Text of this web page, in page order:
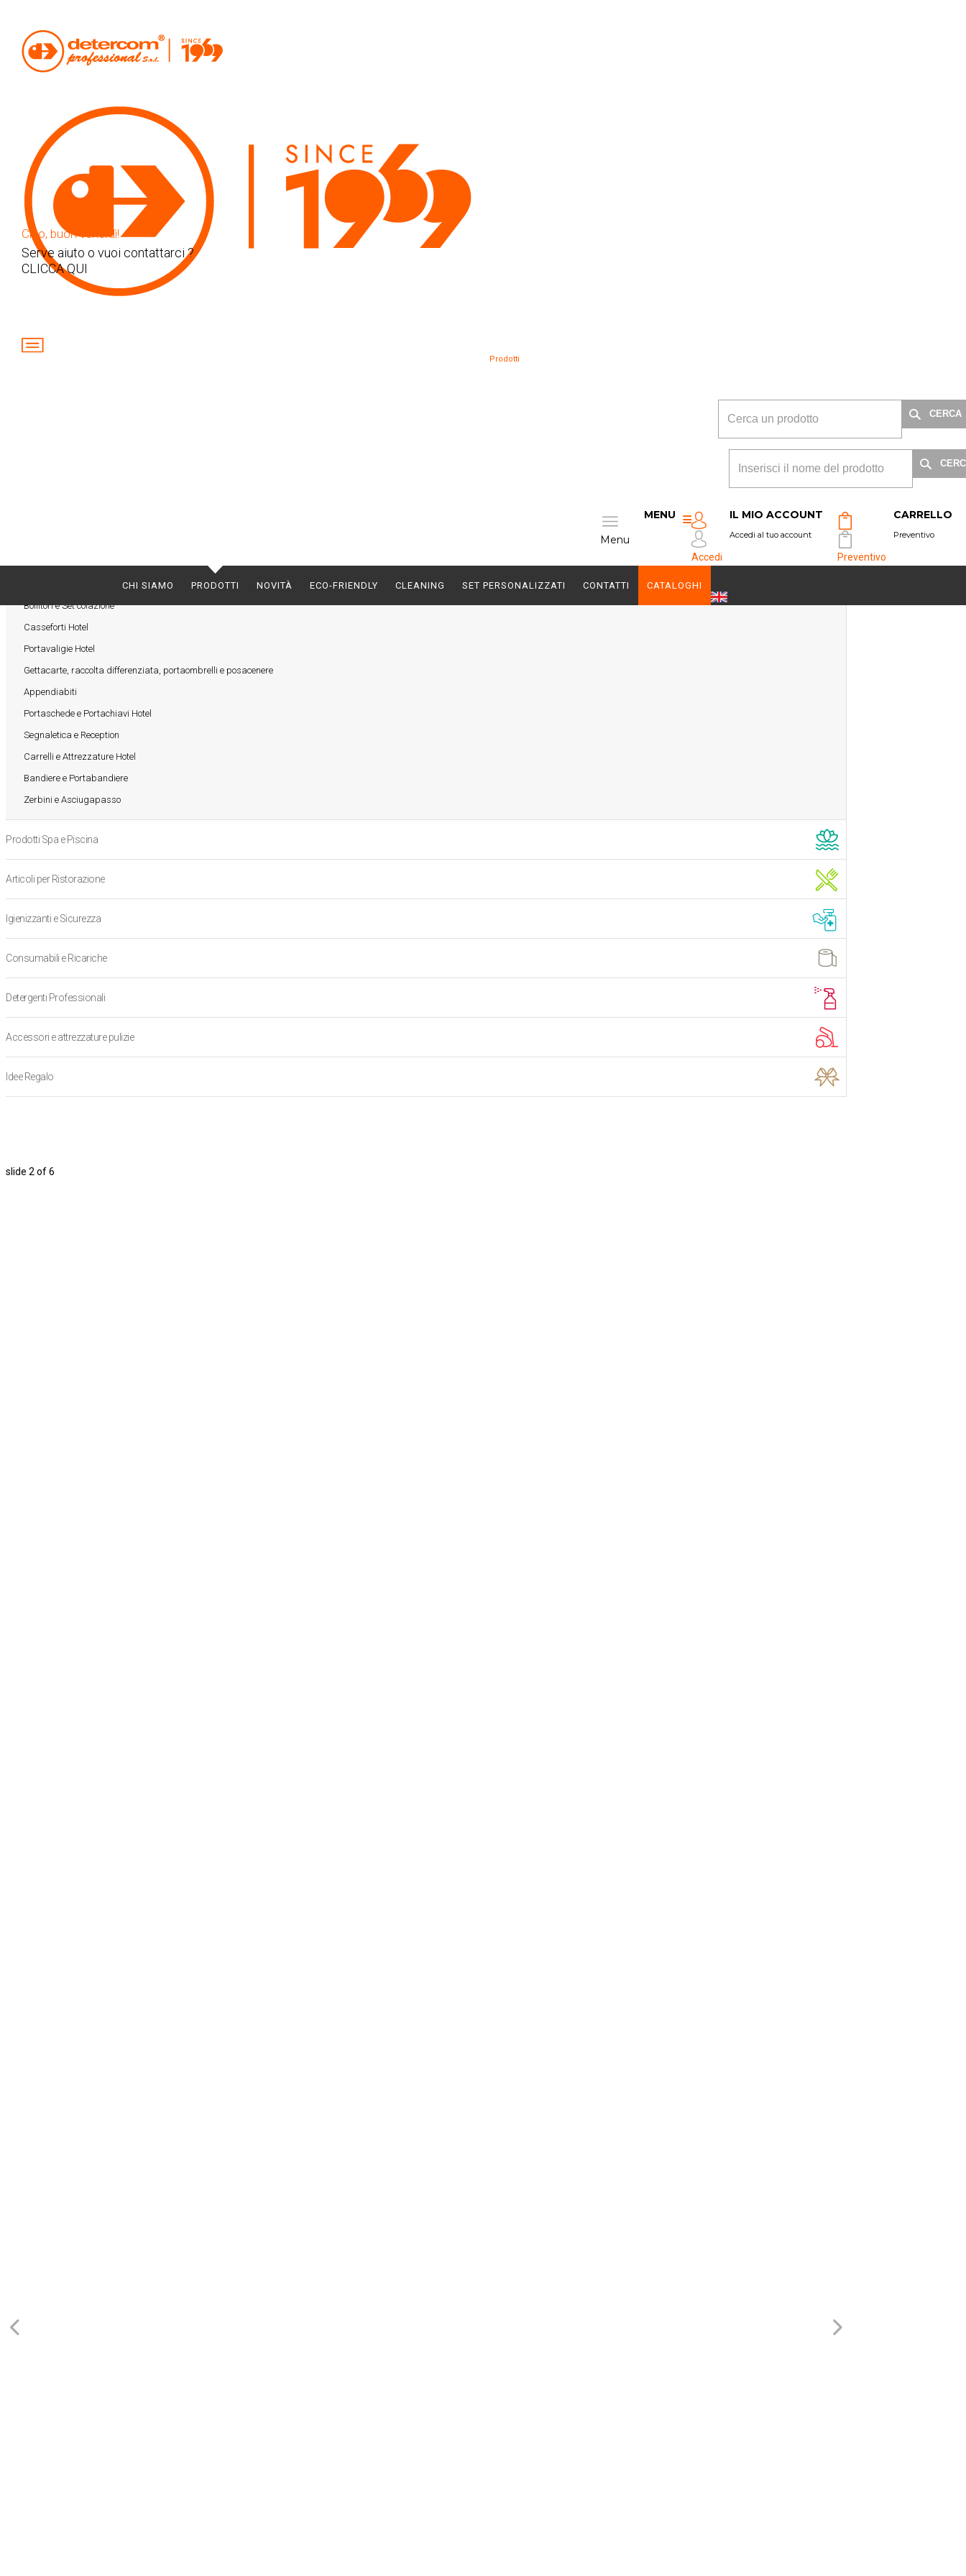
Ciao, buon venerdì!
Serve aiuto o vuoi contattarci ?
CLICCA QUI
Prodotti
CERCA
Preventivo
CARRELLO
Preventivo
Accedi
IL MIO ACCOUNT
Accedi al tuo account
MENU
Menu
CHI SIAMO PRODOTTI NOVITÀ ECO-FRIENDLY CLEANING SET PERSONALIZZATI CONTATTI CATALOGHI
SEI QUI:
PRODOTTI
ARREDI E ACCESSORI
SMEG SETTORE OSPITALITÀ
BOLLITORE VARIABILE SMEG ROSA LUCIDO
PRODOTTI
Bollitori e Set colazione
Casseforti Hotel
Portavaligie Hotel
Gettacarte, raccolta differenziata, portaombrelli e posacenere
Appendiabiti
Portaschede e Portachiavi Hotel
Segnaletica e Reception
Carrelli e Attrezzature Hotel
Bandiere e Portabandiere
Zerbini e Asciugapasso
Prodotti Spa e Piscina
Articoli per Ristorazione
Igienizzanti e Sicurezza
Consumabili e Ricariche
Detergenti Professionali
Accessori e attrezzature pulizie
Idee Regalo
slide 2 of 6